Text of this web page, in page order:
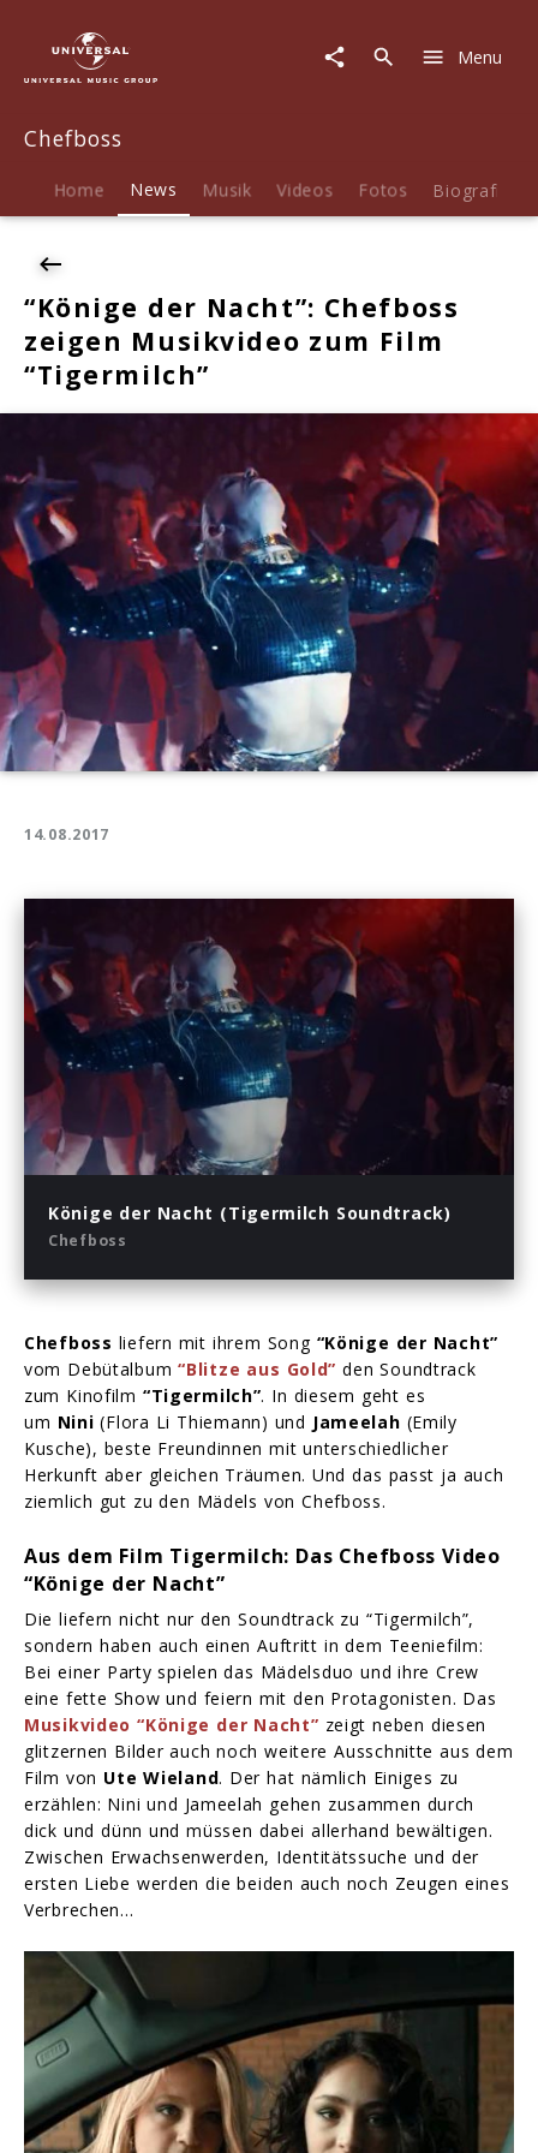
der
Chefboss
zeigen
"Tigermilch"
Menu
Chefboss
Home News Musik Videos Fotos Biografie
“Könige der Nacht”: Chefboss
zeigen Musikvideo zum Film
“Tigermilch”
14.08.2017
Play
02:38
Mute
Enter
Play
Könige der Nacht (Tigermilch Soundtrack)
Chefboss
Chefboss liefern mit ihrem Song “Könige der Nacht”
vom Debütalbum “Blitze aus Gold” den Soundtrack
zum Kinofilm “Tigermilch”. In diesem geht es
um Nini (Flora Li Thiemann) und Jameelah (Emily
Kusche), beste Freundinnen mit unterschiedlicher
Herkunft aber gleichen Träumen. Und das passt ja auch
ziemlich gut zu den Mädels von Chefboss.
Aus dem Film Tigermilch: Das Chefboss Video
“Könige der Nacht”
Die liefern nicht nur den Soundtrack zu “Tigermilch”,
sondern haben auch einen Auftritt in dem Teeniefilm:
Bei einer Party spielen das Mädelsduo und ihre Crew
eine fette Show und feiern mit den Protagonisten. Das
Musikvideo “Könige der Nacht” zeigt neben diesen
glitzernen Bilder auch noch weitere Ausschnitte aus dem
Film von Ute Wieland. Der hat nämlich Einiges zu
erzählen: Nini und Jameelah gehen zusammen durch
dick und dünn und müssen dabei allerhand bewältigen.
Zwischen Erwachsenwerden, Identitätssuche und der
ersten Liebe werden die beiden auch noch Zeugen eines
Verbrechen…